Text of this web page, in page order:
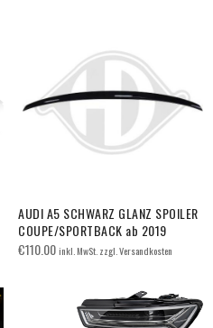
AUDI A5 SCHWARZ GLANZ SPOILER
COUPE/SPORTBACK ab 2019
€110.00inkl. MwSt. zzgl. Versandkosten